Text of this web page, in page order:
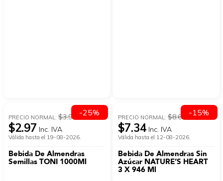
PRECIO NORMAL:$3.96
$2.97 Inc. IVA
Válida hasta el 19-08-2026.
Bebida De Almendras
Semillas TONI 1000Ml
-25% PRECIO NORMAL:$8.64
$7.34 Inc. IVA
Válida hasta el 12-08-2026.
Bebida De Almendras Sin
Azúcar NATURE’S HEART
3 X 946 Ml
-15%